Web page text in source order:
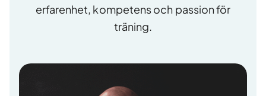
erfarenhet, kompetens och passion för
träning.